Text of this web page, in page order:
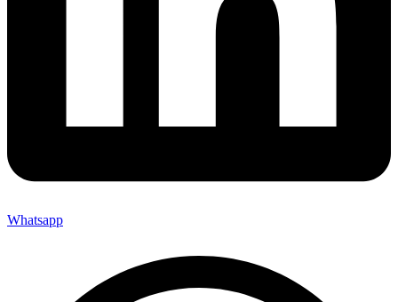
Whatsapp